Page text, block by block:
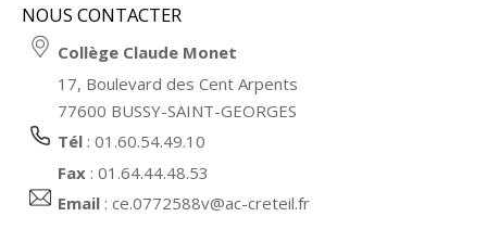
NOUS CONTACTER
Collège Claude Monet
17, Boulevard des Cent Arpents
77600 BUSSY-SAINT-GEORGES
Tél : 01.60.54.49.10
Fax : 01.64.44.48.53
Email :ce.0772588v@ac-creteil.fr